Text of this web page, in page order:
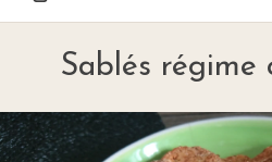
Sablés régime